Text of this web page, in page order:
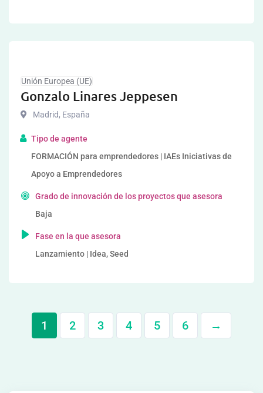
Unión Europea (UE)
Gonzalo Linares Jeppesen
Madrid, España
Tipo de agente
FORMACIÓN para emprendedores | IAEs Iniciativas de
Apoyo a Emprendedores
Grado de innovación de los proyectos que asesora
Baja
Fase en la que asesora
Lanzamiento | Idea, Seed
1 2 3 4 5 6 →